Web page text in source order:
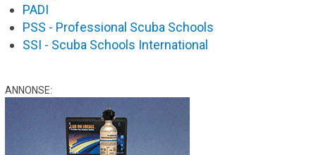
PADI
PSS - Professional Scuba Schools
SSI - Scuba Schools International
ANNONSE: